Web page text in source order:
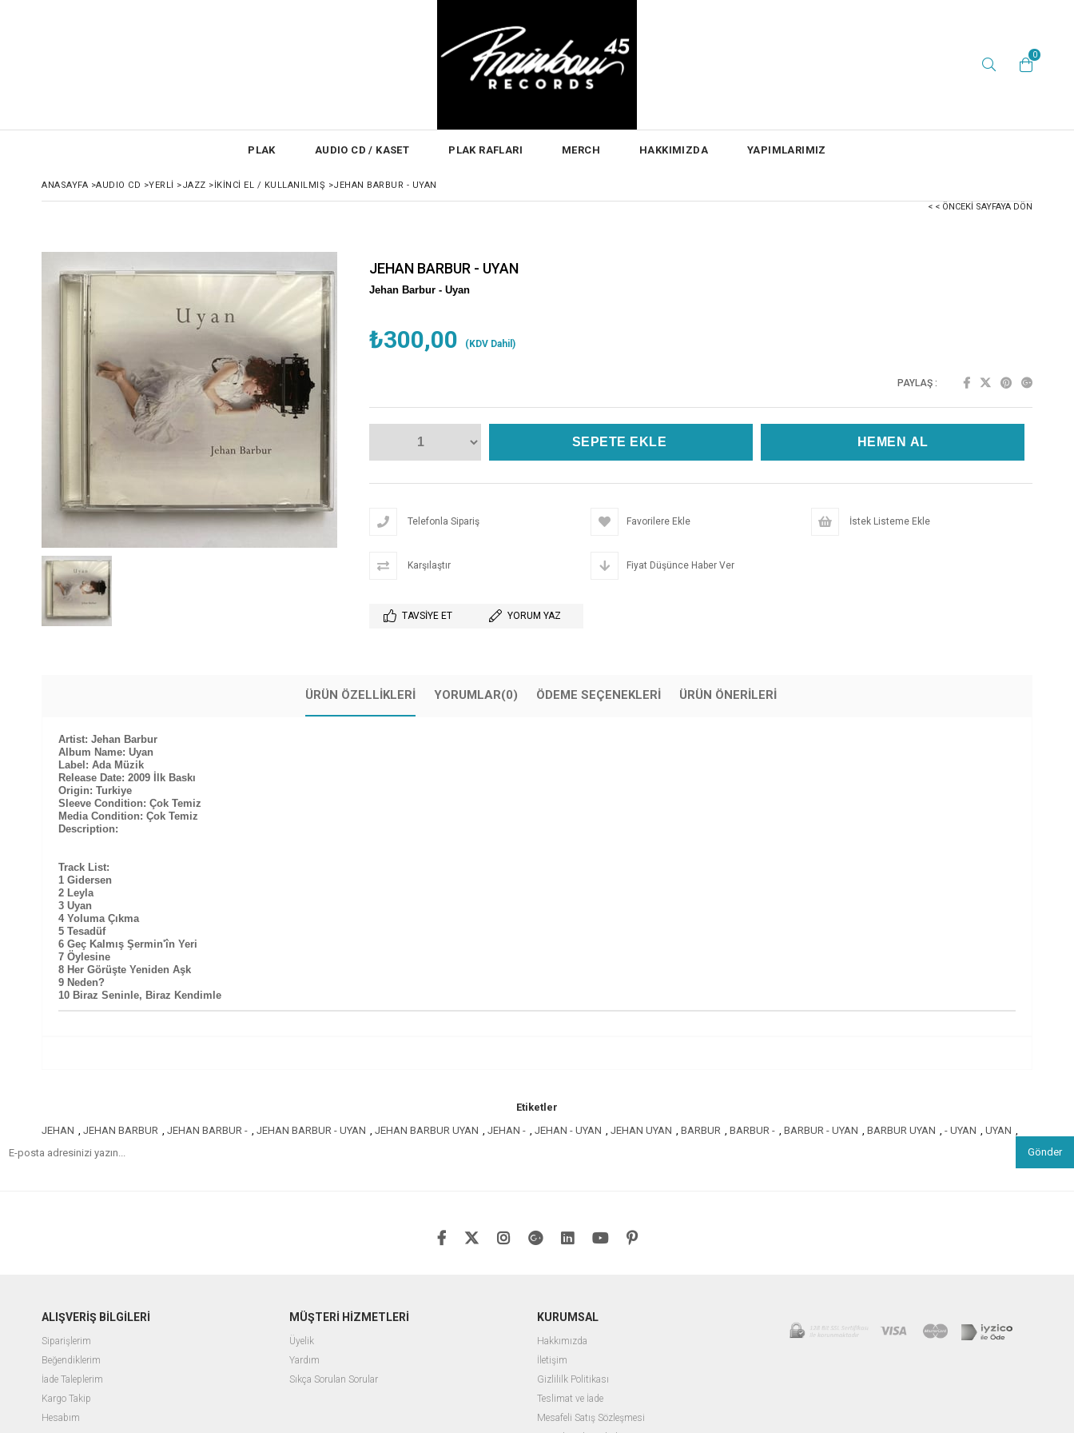
0
PLAK AUDIO CD / KASET PLAK RAFLARI MERCH HAKKIMIZDA YAPIMLARIMIZ
ANASAYFA >AUDIO CD >YERLİ >JAZZ >İKİNCİ EL / KULLANILMIŞ >JEHAN BARBUR - UYAN
< < ÖNCEKI SAYFAYA DÖN
JEHAN BARBUR - UYAN
Jehan Barbur - Uyan
₺300,00 (KDV Dahil)
PAYLAŞ :
Telefonla Sipariş Favorilere Ekle İstek Listeme Ekle
Karşılaştır Fiyat Düşünce Haber Ver
TAVSIYE ET YORUM YAZ
ÜRÜN ÖZELLIKLERI YORUMLAR(0) ÖDEME SEÇENEKLERI ÜRÜN ÖNERILERI
Artist: Jehan Barbur
Album Name: Uyan
Label: Ada Müzik
Release Date: 2009 İlk Baskı
Origin: Turkiye
Sleeve Condition: Çok Temiz
Media Condition: Çok Temiz
Description:
Track List:
1 Gidersen
2 Leyla
3 Uyan
4 Yoluma Çıkma
5 Tesadüf
6 Geç Kalmış Şermin'în Yeri
7 Öylesine
8 Her Görüşte Yeniden Aşk
9 Neden?
10 Biraz Seninle, Biraz Kendimle
Etiketler
JEHAN , JEHAN BARBUR , JEHAN BARBUR - , JEHAN BARBUR - UYAN , JEHAN BARBUR UYAN , JEHAN - , JEHAN - UYAN , JEHAN UYAN , BARBUR , BARBUR - , BARBUR - UYAN , BARBUR UYAN , - UYAN , UYAN ,
Gönder
ALIŞVERİŞ BİLGİLERİ
Siparişlerim
Beğendiklerim
İade Taleplerim
Kargo Takip
Hesabım
MÜŞTERİ HİZMETLERİ
Üyelik
Yardım
Sıkça Sorulan Sorular
KURUMSAL
Hakkımızda
İletişim
Gizlililk Politikası
Teslimat ve İade
Mesafeli Satış Sözleşmesi